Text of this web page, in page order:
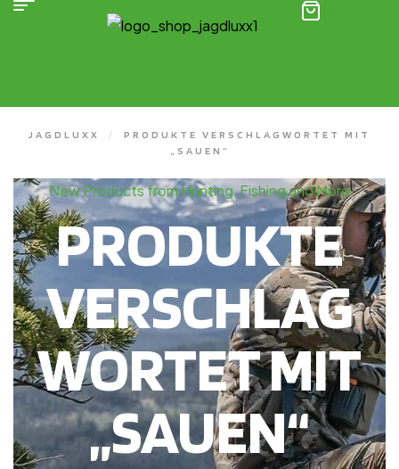
JAGDLUXX /
PRODUKTE VERSCHLAGWORTET MIT
„SAUEN“
New Products from Hunting, Fishing and More
PRODUKTE
VERSCHLAG
WORTET MIT
„SAUEN“